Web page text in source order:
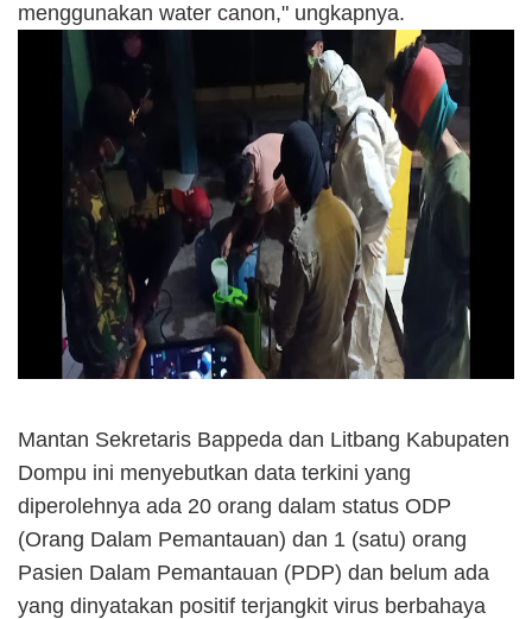
menggunakan water canon," ungkapnya.
Mantan Sekretaris Bappeda dan Litbang Kabupaten
Dompu ini menyebutkan data terkini yang
diperolehnya ada 20 orang dalam status ODP
(Orang Dalam Pemantauan) dan 1 (satu) orang
Pasien Dalam Pemantauan (PDP) dan belum ada
yang dinyatakan positif terjangkit virus berbahaya